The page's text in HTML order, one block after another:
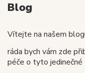
Blog
Vítejte na našem
ráda bych vám zde
péče o tyto jedinečné